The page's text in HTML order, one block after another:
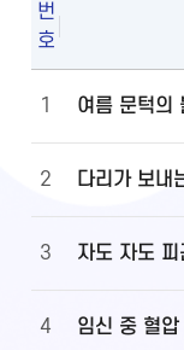
번
호
1
2
3
4